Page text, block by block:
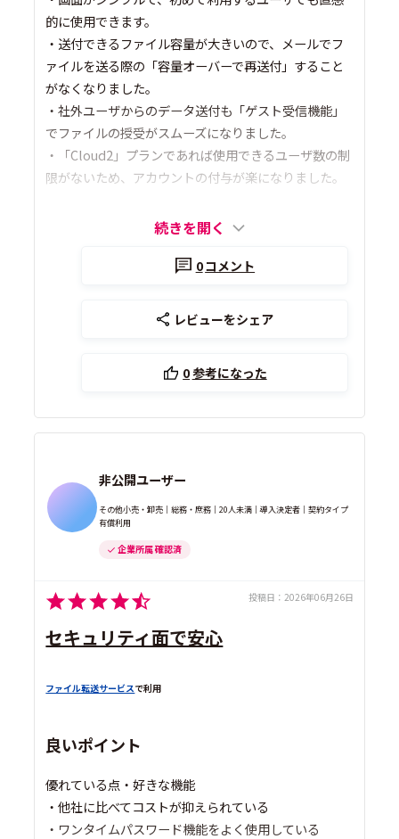
的に使用できます。
・送付できるファイル容量が大きいので、メールでフ
ァイルを送る際の「容量オーバーで再送付」すること
がなくなりました。
・社外ユーザからのデータ送付も「ゲスト受信機能」
でファイルの授受がスムーズになりました。
・「Cloud2」プランであれば使用できるユーザ数の制
限がないため、アカウントの付与が楽になりました。
続きを開く
0コメント
レビューをシェア
0参考になった
非公開ユーザー
その他小売・卸売｜総務・庶務｜20人未満｜導入決定者｜契約タイプ
有償利用
企業所属 確認済
投稿日： 2026年06月26日
セキュリティ面で安心
ファイル転送サービスで利用
良いポイント
優れている点・好きな機能
・他社に比べてコストが抑えられている
・ワンタイムパスワード機能をよく使用している